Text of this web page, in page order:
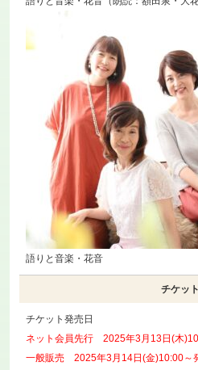
語りと音楽・花音
チケット
チケット発売日
ネット会員先行 2025年3月13日(木
一般販売 2025年3月14日(金)10:00～